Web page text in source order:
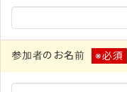
参加者のお名前 ※必須